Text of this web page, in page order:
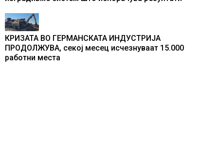
КРИЗАТА ВО ГЕРМАНСКАТА ИНДУСТРИЈА
ПРОДОЛЖУВА, секој месец исчезнуваат 15.000
работни места